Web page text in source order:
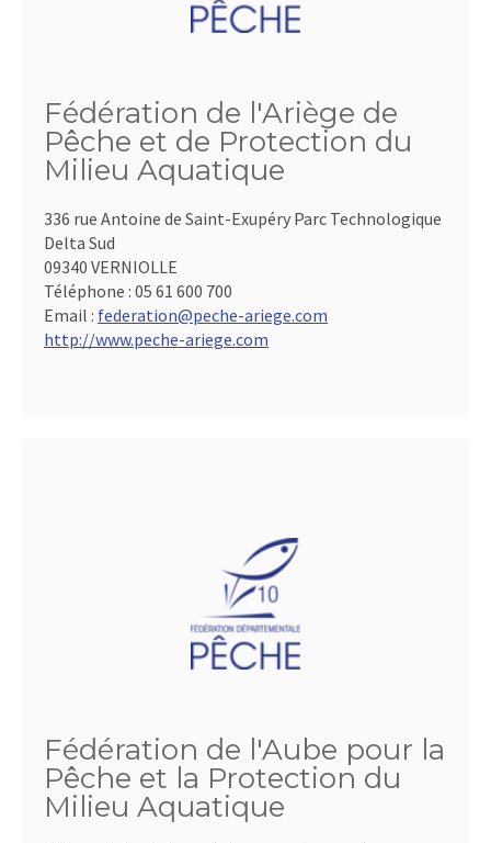
Fédération de l'Ariège de
Pêche et de Protection du
Milieu Aquatique
336 rue Antoine de Saint-Exupéry Parc Technologique
Delta Sud
09340 VERNIOLLE
Téléphone : 05 61 600 700
Email : federation@peche-ariege.com
http://www.peche-ariege.com
Fédération de l'Aube pour la
Pêche et la Protection du
Milieu Aquatique